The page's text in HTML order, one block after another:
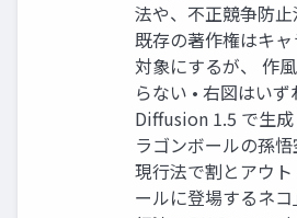
法や、不正競争防
既存の著作権はキ
対象にするが、 作
らない • 右図はい
Diffusion 1.5 で生成
ラゴンボールの孫
現行法で割とアウト
ールに登場するネ